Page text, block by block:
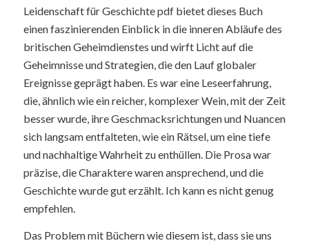
Leidenschaft für Geschichte pdf bietet dieses Buch
einen faszinierenden Einblick in die inneren Abläufe des
britischen Geheimdienstes und wirft Licht auf die
Geheimnisse und Strategien, die den Lauf globaler
Ereignisse geprägt haben. Es war eine Leseerfahrung,
die, ähnlich wie ein reicher, komplexer Wein, mit der Zeit
besser wurde, ihre Geschmacksrichtungen und Nuancen
sich langsam entfalteten, wie ein Rätsel, um eine tiefe
und nachhaltige Wahrheit zu enthüllen. Die Prosa war
präzise, die Charaktere waren ansprechend, und die
Geschichte wurde gut erzählt. Ich kann es nicht genug
empfehlen.
Das Problem mit Büchern wie diesem ist, dass sie uns